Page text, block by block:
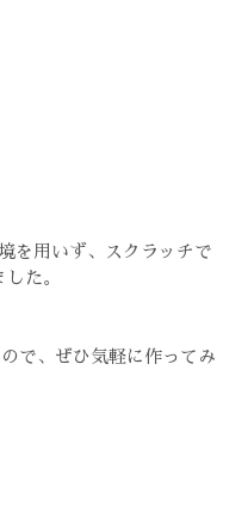
を用いず、スクラッチで
た。
で、ぜひ気軽に作ってみ